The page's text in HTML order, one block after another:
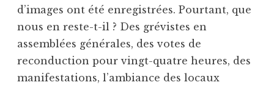
d’images ont été enregistrées. Pourtant, que
nous en reste-t-il ? Des grévistes en
assemblées générales, des votes de
reconduction pour vingt-quatre heures, des
manifestations, l’ambiance des locaux